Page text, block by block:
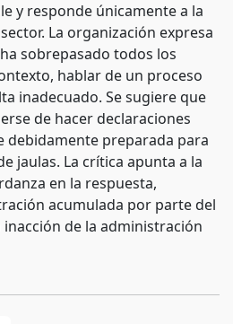
y responde únicamente a la
La organización expresa
sobrepasado todos los
hablar de un proceso
inadecuado. Se sugiere que
de hacer declaraciones
debidamente preparada para
jaulas. La crítica apunta a la
en la respuesta,
acumulada por parte del
de la administración